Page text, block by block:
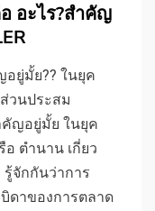
อะไร?สำคัญ
ยู่มั้ย?? ในยุค
วนประสม
คัญอยู่มั้ย ในยุค
อ ตำนาน เกี่ยว
จักกันว่าการ
ดาของการตลาด